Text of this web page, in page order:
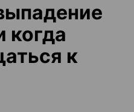
когда
к